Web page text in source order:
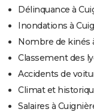
Délinquance à
Inondations à
Nombre de kinés
Classement des
Accidents de
Climat et
Salaires à